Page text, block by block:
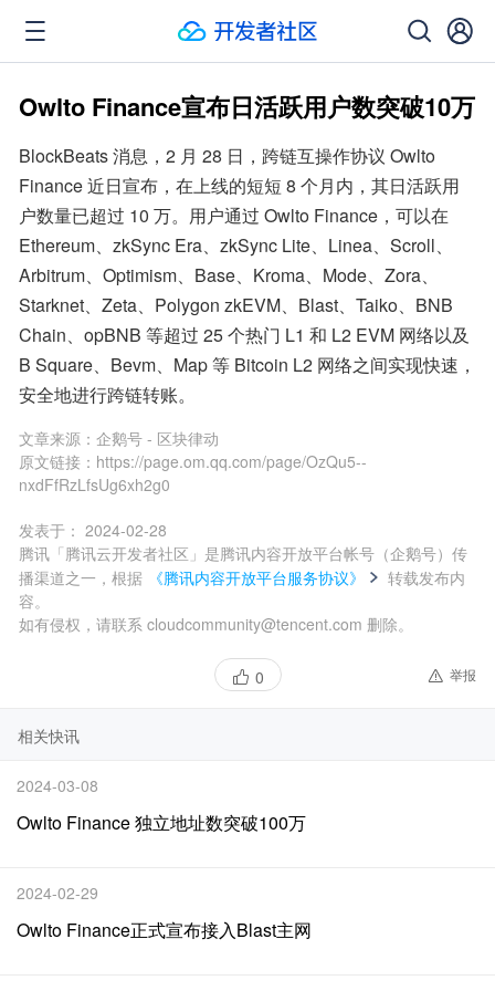
Owlto Finance宣布日活跃用户数突破10万
BlockBeats 消息，2 月 28 日，跨链互操作协议 Owlto
Finance 近日宣布，在上线的短短 8 个月内，其日活跃用
户数量已超过 10 万。用户通过 Owlto Finance，可以在
Ethereum、zkSync Era、zkSync Lite、Linea、Scroll、
Arbitrum、Optimism、Base、Kroma、Mode、Zora、
Starknet、Zeta、Polygon zkEVM、Blast、Taiko、BNB
Chain、opBNB 等超过 25 个热门 L1 和 L2 EVM 网络以及
B Square、Bevm、Map 等 Bitcoin L2 网络之间实现快速，
安全地进行跨链转账。
文章来源： 企鹅号 - 区块律动
原文链接： https://page.om.qq.com/page/OzQu5--
nxdFfRzLfsUg6xh2g0
发表于： 2024-02-28
腾讯「腾讯云开发者社区」是腾讯内容开放平台帐号（企鹅号）传
播渠道之一，根据
《腾讯内容开放平台服务协议》
转载发布内
容。
如有侵权，请联系 cloudcommunity@tencent.com 删除。
0 举报
相关快讯
2024-03-08
Owlto Finance 独立地址数突破100万
2024-02-29
Owlto Finance正式宣布接入Blast主网